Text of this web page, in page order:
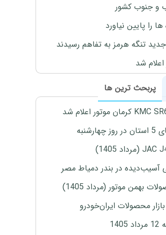
و جنوب کشور
را پایین نیاورد
تنگه هرمز به تفاهم رسیدند
شد
پربحث ترین ها
در بندر دمیاط مصر
موتور (مرداد 1405)
محصولات ایران‌خودرو